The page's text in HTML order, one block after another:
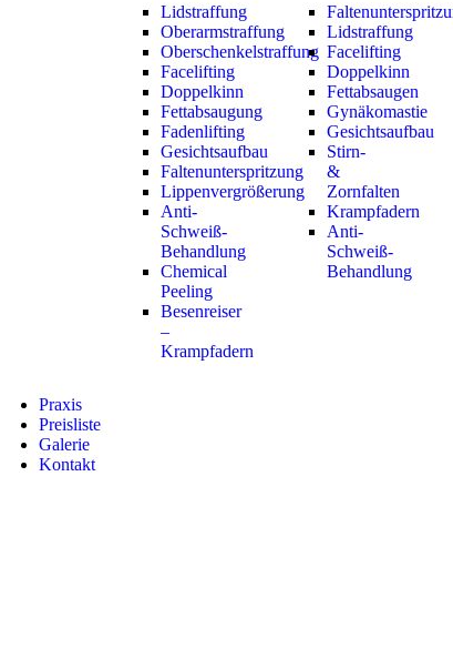
Lidstraffung
Oberarmstraffung
Oberschenkelstraffung
Facelifting
Doppelkinn
Fettabsaugung
Fadenlifting
Gesichtsaufbau
Faltenunterspritzung
Lippenvergrößerung
Anti-
Schweiß-
Behandlung
Chemical
Peeling
Besenreiser
–
Krampfadern
Lidstraffung
Facelifting
Doppelkinn
Fettabsaugen
Gynäkomastie
Gesichtsaufbau
Stirn-
&
Zornfalten
Krampfadern
Anti-
Schweiß-
Behandlung
Praxis
Preisliste
Galerie
Kontakt